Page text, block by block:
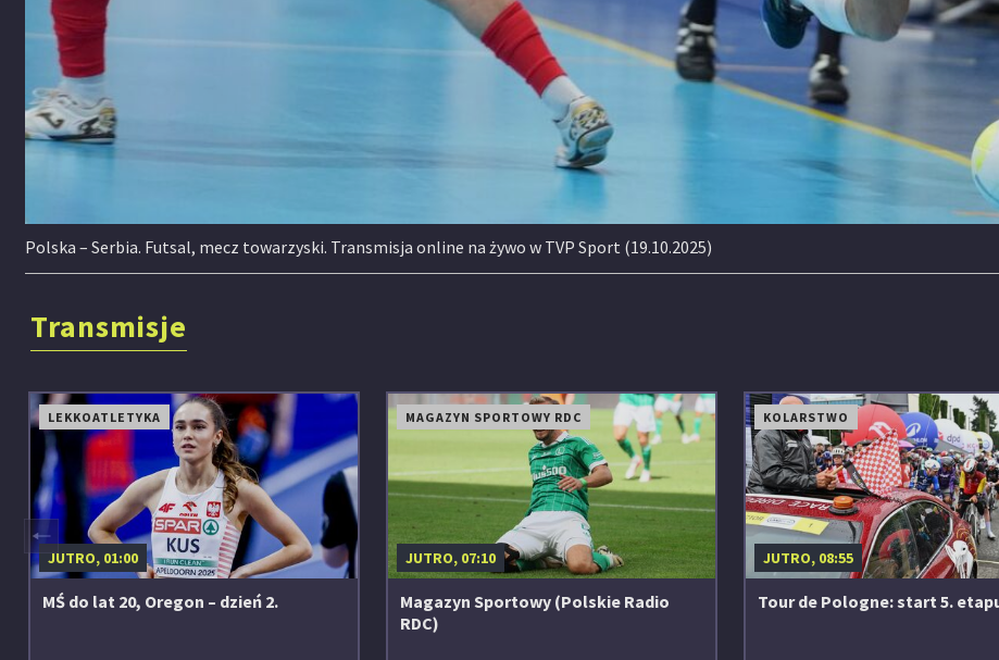
Polska – Serbia. Futsal, mecz towarzyski. Transmisja online na żywo w TVP Sport (19.10.2025)
Transmisje
LEKKOATLETYKA
JUTRO, 01:00
MŚ do lat 20, Oregon – dzień 2.
MAGAZYN SPORTOWY RDC
JUTRO, 07:10
Magazyn Sportowy (Polskie Radio
RDC)
KOLARSTWO
JUTRO, 08:55
Tour de Pologne: start 5.
◀